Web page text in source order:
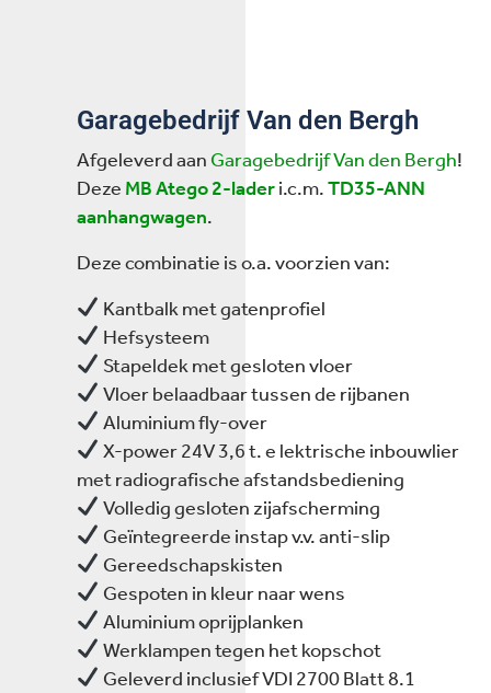
Garagebedrijf Van den Bergh
Afgeleverd aan Garagebedrijf Van den Bergh!
Deze MB Atego 2-laderi.c.m.TD35-ANN
aanhangwagen.
Deze combinatie is o.a. voorzien van:
Kantbalk met gatenprofiel
Hefsysteem
Stapeldek met gesloten vloer
Vloer belaadbaar tussen de rijbanen
Aluminium fly-over
X-power 24V 3,6 t. e lektrische inbouwlier
met radiografische afstandsbediening
Volledig gesloten zijafscherming
Geïntegreerde instap v.v. anti-slip
Gereedschapskisten
Gespoten in kleur naar wens
Aluminium oprijplanken
Werklampen tegen het kopschot
Geleverd inclusief VDI 2700 Blatt 8.1